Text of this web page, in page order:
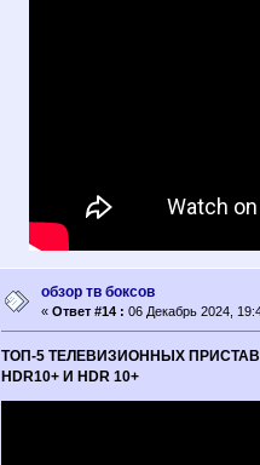
обзор тв боксов
« Ответ #14 : 06 Декабрь 2024,
ТОП-5 ТЕЛЕВИЗИОННЫХ
HDR10+ И HDR 10+